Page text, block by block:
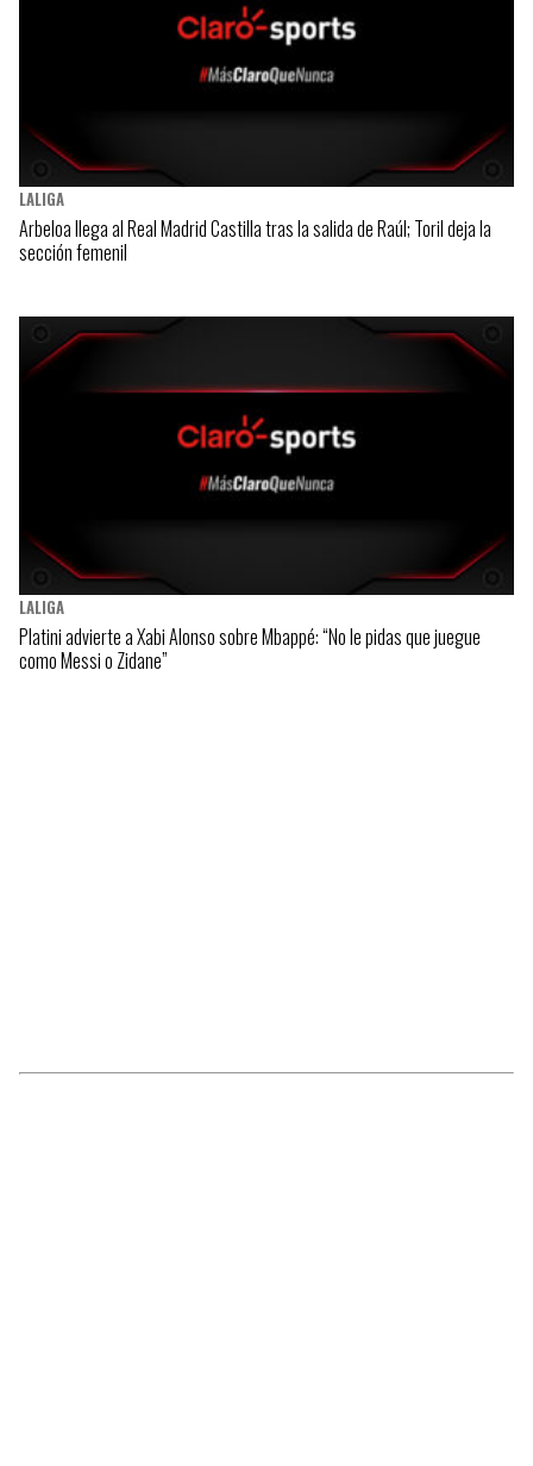
LALIGA
Arbeloa llega al Real Madrid Castilla tras la salida de Raúl; Toril deja la
sección femenil
LALIGA
Platini advierte a Xabi Alonso sobre Mbappé: “No le pidas que juegue
como Messi o Zidane”